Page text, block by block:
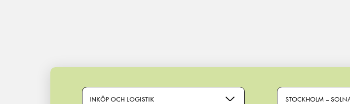
Main Navigation
INKÖP OCH LOGISTIK STOCKHOLM –